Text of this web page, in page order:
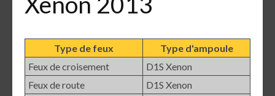
Type de feux
Type d'ampoule
Feux de croisement
D1S Xenon
Feux de route
D1S Xenon